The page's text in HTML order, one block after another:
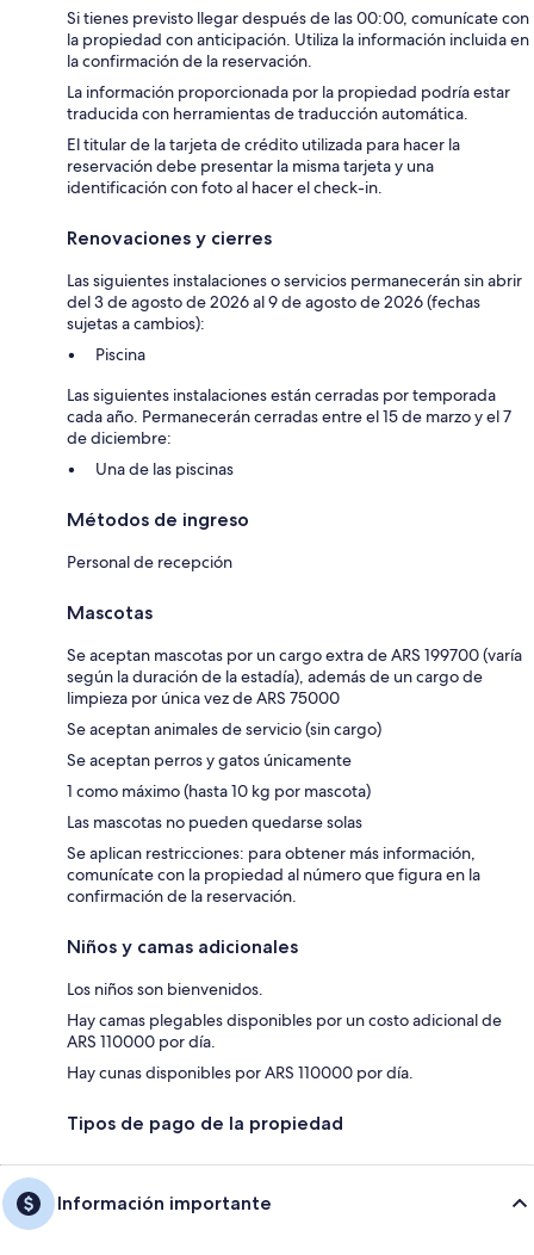
Si tienes previsto llegar después de las 00:00, comunícate con
la propiedad con anticipación. Utiliza la información incluida en
la confirmación de la reservación.
La información proporcionada por la propiedad podría estar
traducida con herramientas de traducción automática.
El titular de la tarjeta de crédito utilizada para hacer la
reservación debe presentar la misma tarjeta y una
identificación con foto al hacer el check-in.
Renovaciones y cierres
Las siguientes instalaciones o servicios permanecerán sin abrir
del 3 de agosto de 2026 al 9 de agosto de 2026 (fechas
sujetas a cambios):
Piscina
Las siguientes instalaciones están cerradas por temporada
cada año. Permanecerán cerradas entre el 15 de marzo y el 7
de diciembre:
Una de las piscinas
Métodos de ingreso
Personal de recepción
Mascotas
Se aceptan mascotas por un cargo extra de ARS 199700 (varía
según la duración de la estadía), además de un cargo de
limpieza por única vez de ARS 75000
Se aceptan animales de servicio (sin cargo)
Se aceptan perros y gatos únicamente
1 como máximo (hasta 10 kg por mascota)
Las mascotas no pueden quedarse solas
Se aplican restricciones: para obtener más información,
comunícate con la propiedad al número que figura en la
confirmación de la reservación.
Niños y camas adicionales
Los niños son bienvenidos.
Hay camas plegables disponibles por un costo adicional de
ARS 110000 por día.
Hay cunas disponibles por ARS 110000 por día.
Tipos de pago de la propiedad
Información importante